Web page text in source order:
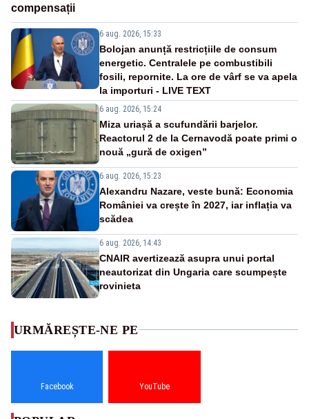
compensații
6 aug. 2026, 15:33
Bolojan anunță restricțiile de consum
energetic. Centralele pe combustibili
fosili, repornite. La ore de vârf se va apela
la importuri - LIVE TEXT
6 aug. 2026, 15:24
Miza uriașă a scufundării barjelor.
Reactorul 2 de la Cernavodă poate primi o
nouă „gură de oxigen”
6 aug. 2026, 15:23
Alexandru Nazare, veste bună: Economia
României va crește în 2027, iar inflația va
scădea
6 aug. 2026, 14:43
CNAIR avertizează asupra unui portal
neautorizat din Ungaria care scumpește
rovinieta
URMĂREȘTE-NE PE
Facebook YouTube